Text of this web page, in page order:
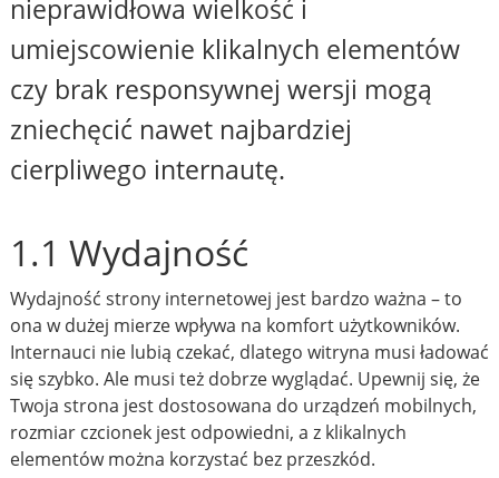
nieprawidłowa wielkość i
umiejscowienie klikalnych elementów
czy brak responsywnej wersji mogą
zniechęcić nawet najbardziej
cierpliwego internautę.
1.1 Wydajność
Wydajność strony internetowej jest bardzo ważna – to
ona w dużej mierze wpływa na komfort użytkowników.
Internauci nie lubią czekać, dlatego witryna musi ładować
się szybko. Ale musi też dobrze wyglądać. Upewnij się, że
Twoja strona jest dostosowana do urządzeń mobilnych,
rozmiar czcionek jest odpowiedni, a z klikalnych
elementów można korzystać bez przeszkód.